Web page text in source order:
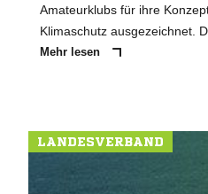
Amateurklubs für ihre
Klimaschutz ausgezeichnet.
Mehr lesen
LANDESVERBAND